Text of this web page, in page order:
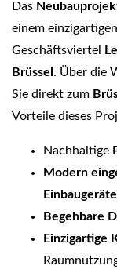
Das
einem
Geschäftsviertel
Brüssel . Über die
Sie direkt zum
Vorteile dieses
Nachhaltige
Modern
Begehbare
Einzigartige